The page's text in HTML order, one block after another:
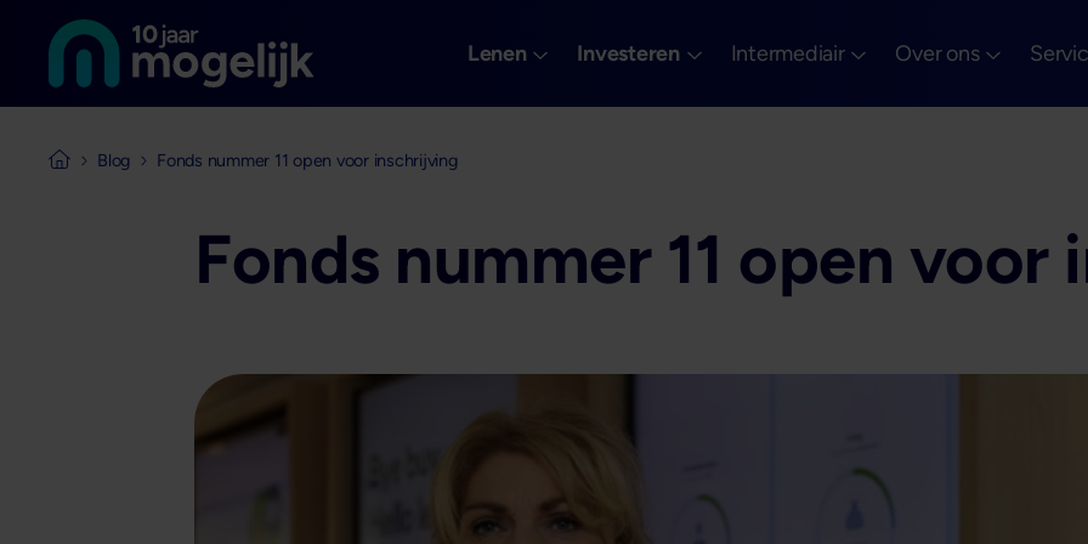
Overslaan en naar de inhoud gaan
Naar de homepage van
Lenen Investeren Intermediair Over ons
Naar de homepage van Mogelijk Vastgoedfinancieringen
Blog Fonds nummer 11 open voor inschrijving
Fonds nummer 11 open